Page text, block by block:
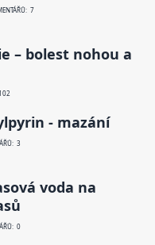
7
– bolest nohou a
- mazání
3
voda na
0